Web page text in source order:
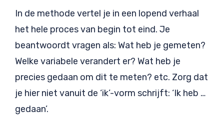
In de methode vertel je in een lopend verhaal
het hele proces van begin tot eind. Je
beantwoordt vragen als: Wat heb je gemeten?
Welke variabele verandert er? Wat heb je
precies gedaan om dit te meten? etc. Zorg dat
je hier niet vanuit de ‘ik’-vorm schrijft: ‘Ik heb …
gedaan’.